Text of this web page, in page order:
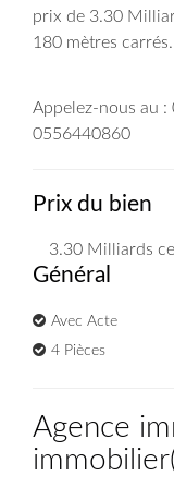
prix de 3.30
180 mètres carrés.
Appelez-nous au
0556440860
Prix du bien
3.30 Milliards
Général
Avec Acte
4 Pièces
Agence
immobilier